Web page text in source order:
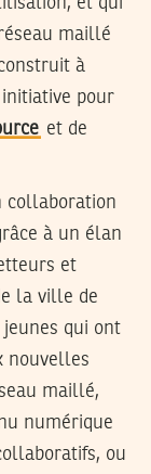
maillé
à
initiative pour
et de
collaboration
à un élan
et
la ville de
qui ont
nouvelles
maillé,
numérique
ou